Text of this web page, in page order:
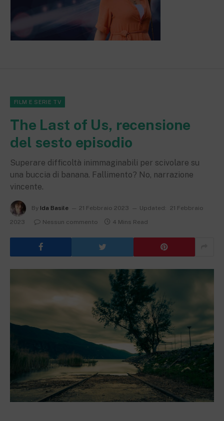
FILM E SERIE TV
The Last of Us, recensione
del sesto episodio
Superare difficoltà inimmaginabili per scivolare su
una buccia di banana. Fallimento? No, narrazione
vincente.
By Ida Basile 21 Febbraio 2023 Updated:
21 Febbraio
2023
Nessun commento 4 Mins Read